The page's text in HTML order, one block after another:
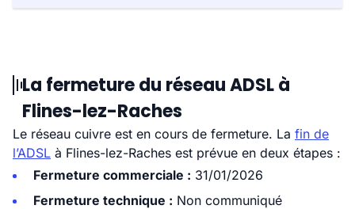
La fermeture du réseau ADSL à
Flines-lez-Raches
Le réseau cuivre est en cours de fermeture. La fin de
l’ADSL à Flines-lez-Raches est prévue en deux étapes :
Fermeture commerciale : 31/01/2026
Fermeture technique : Non communiqué